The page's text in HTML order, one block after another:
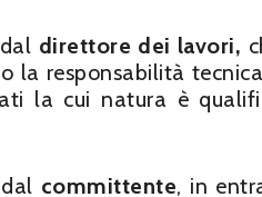
direttore dei lavori,
la responsabilità
la cui natura è
committente, in